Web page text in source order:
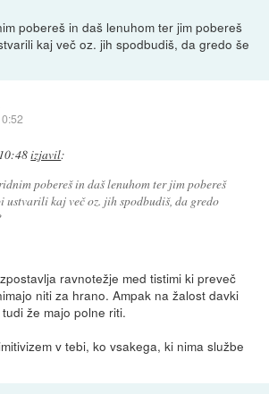
pobereš in daš lenuhom ter jim pobereš
kaj več oz. jih spodbudiš, da gredo še
izjavil:
pobereš in daš lenuhom ter jim pobereš
ustvarili kaj več oz. jih spodbudiš, da gredo
ravnotežje med tistimi ki preveč
niti za hrano. Ampak na žalost davki
že majo polne riti.
v tebi, ko vsakega, ki nima službe